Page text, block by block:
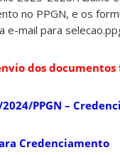
no PPGN, e os
e-mail para
dos
2024/PPGN –
Credenciamento